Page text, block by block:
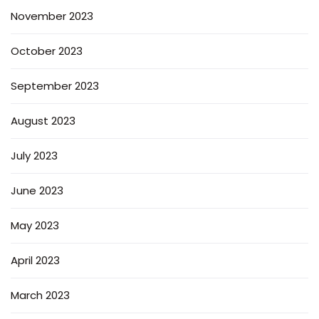
November 2023
October 2023
September 2023
August 2023
July 2023
June 2023
May 2023
April 2023
March 2023